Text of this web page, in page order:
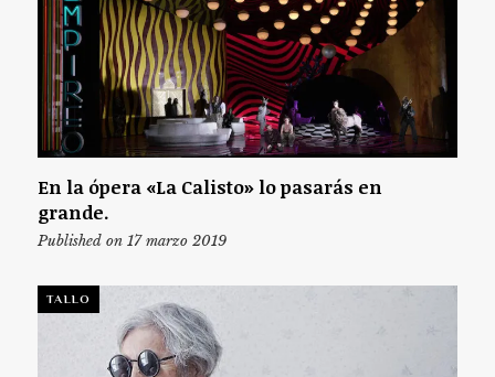
En la ópera «La Calisto» lo pasarás en
grande.
Published on 17 marzo 2019
TALLO